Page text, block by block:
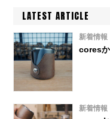
LATEST ARTICLE
新着情報
cores
新着情報